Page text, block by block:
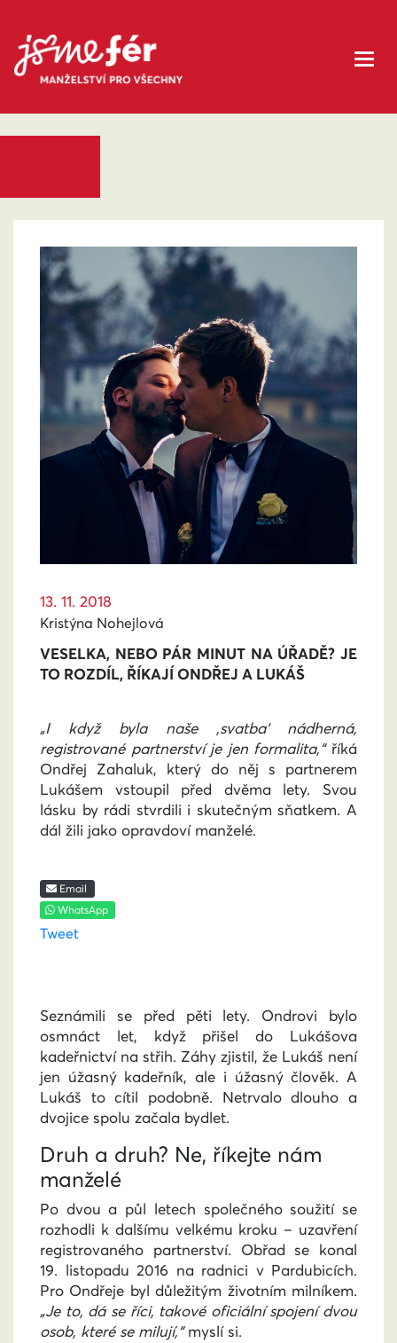
13. 11. 2018
Kristýna Nohejlová
VESELKA, NEBO PÁR MINUT NA ÚŘADĚ? JE
TO ROZDÍL, ŘÍKAJÍ ONDŘEJ A LUKÁŠ
„I když byla naše ‚svatba‘ nádherná,
registrované partnerství je jen formalita,“ říká
Ondřej Zahaluk, který do něj s partnerem
Lukášem vstoupil před dvěma lety. Svou
lásku by rádi stvrdili i skutečným sňatkem. A
dál žili jako opravdoví manželé.
Email
WhatsApp
Tweet
Seznámili se před pěti lety. Ondrovi bylo
osmnáct let, když přišel do Lukášova
kadeřnictví na střih. Záhy zjistil, že Lukáš není
jen úžasný kadeřník, ale i úžasný člověk. A
Lukáš to cítil podobně. Netrvalo dlouho a
dvojice spolu začala bydlet.
Druh a druh? Ne, říkejte nám
manželé
Po dvou a půl letech společného soužití se
rozhodli k dalšímu velkému kroku – uzavření
registrovaného partnerství. Obřad se konal
19. listopadu 2016 na radnici v Pardubicích.
Pro Ondřeje byl důležitým životním milníkem.
„Je to, dá se říci, takové oficiální spojení dvou
osob, které se milují,“myslí si.